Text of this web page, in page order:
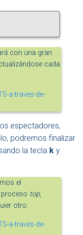
con una gran
cada
espectadores,
podremos finalizar
la tecla k y
el
top,
otro.